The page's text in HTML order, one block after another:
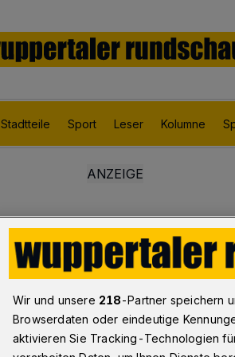
Stadtteile Sport Leser Kolumne
Wir und unsere 218-Partner speichern
Browserdaten oder eindeutige
aktivieren Sie Tracking-Technologien